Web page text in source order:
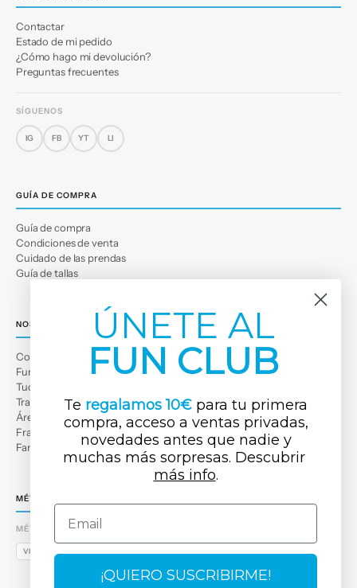
Contactar
Estado de mi pedido
¿Cómo hago mi devolución?
Preguntas frecuentes
SÍGUENOS
IG FB YT LI
GUÍA DE COMPRA
Guía de compra
Condiciones de venta
Cuidado de las prendas
Guía de tallas
NOSOTROS
Conócenos
Fun Club
Tuc Tuc Planet
Trabaja con nosotros
Área profesional
Franquicias
Familias numerosas
MÉTODOS DE PAGO
MÉTODOS DE PAGO
VISA
ÚNETE AL
FUN CLUB
Te regalamos 10€ para tu primera
compra, acceso a ventas privadas,
novedades antes que nadie y
muchas más sorpresas. Descubrir ​
más info.
Email
¡QUIERO SUSCRIBIRME!